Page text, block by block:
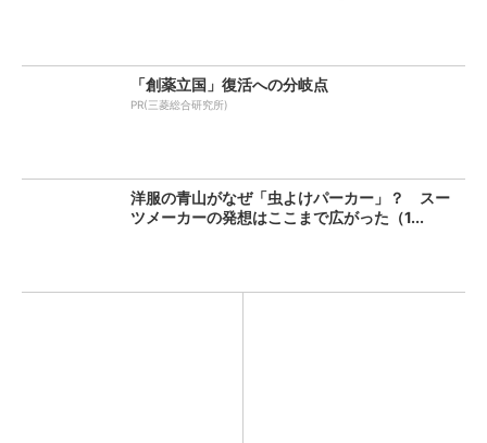
「創薬立国」復活への分岐点
PR(三菱総合研究所)
洋服の青山がなぜ「虫よけパーカー」？ スー
ツメーカーの発想はここまで広がった（1...